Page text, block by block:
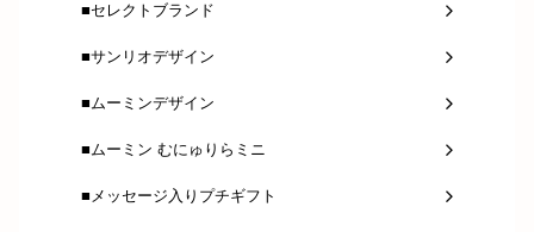
■セレクトブランド
■サンリオデザイン
■ムーミンデザイン
■ムーミン むにゅりらミニ
■メッセージ入りプチギフト